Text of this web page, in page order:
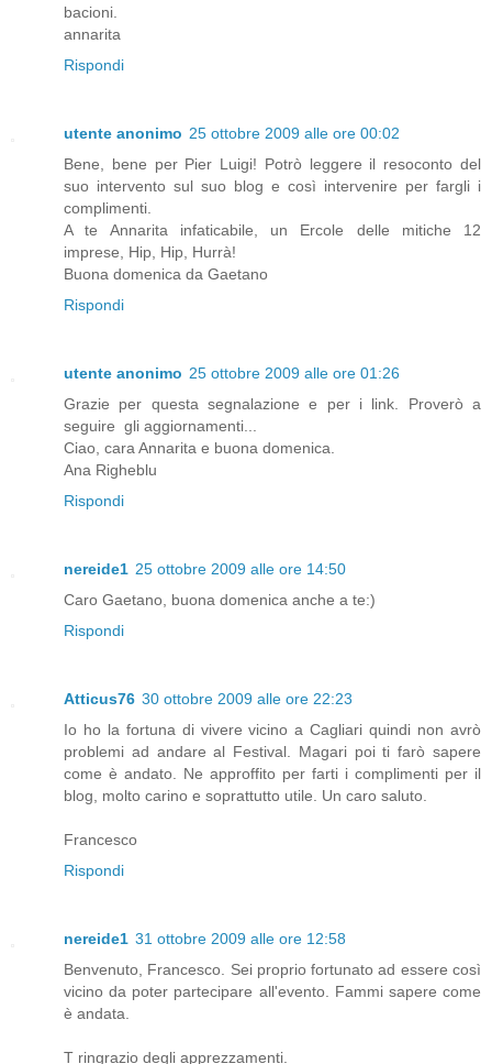
bacioni.
annarita
Rispondi
utente anonimo 25 ottobre 2009 alle ore 00:02
Bene, bene per Pier Luigi! Potrò leggere il resoconto del
suo intervento sul suo blog e così intervenire per fargli i
complimenti.
A te Annarita infaticabile, un Ercole delle mitiche 12
imprese, Hip, Hip, Hurrà!
Buona domenica da Gaetano
Rispondi
utente anonimo 25 ottobre 2009 alle ore 01:26
Grazie per questa segnalazione e per i link. Proverò a
seguire gli aggiornamenti...
Ciao, cara Annarita e buona domenica.
Ana Righeblu
Rispondi
nereide1 25 ottobre 2009 alle ore 14:50
Caro Gaetano, buona domenica anche a te:)
Rispondi
Atticus76 30 ottobre 2009 alle ore 22:23
Io ho la fortuna di vivere vicino a Cagliari quindi non avrò
problemi ad andare al Festival. Magari poi ti farò sapere
come è andato. Ne approffito per farti i complimenti per il
blog, molto carino e soprattutto utile. Un caro saluto.
Francesco
Rispondi
nereide1 31 ottobre 2009 alle ore 12:58
Benvenuto, Francesco. Sei proprio fortunato ad essere così
vicino da poter partecipare all'evento. Fammi sapere come
è andata.
T ringrazio degli apprezzamenti.